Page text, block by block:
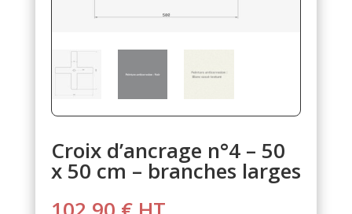
Croix d’ancrage n°4 – 50
x 50 cm – branches larges